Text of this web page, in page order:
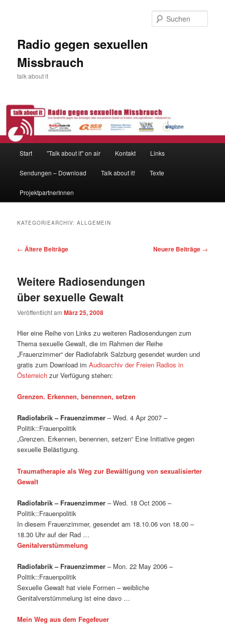
Radio gegen sexuellen
Missbrauch
talk about it
Start "Talk about it" on air Kontakt Links
Sendungen – Download Talk about it! Texte
ProjektpartnerInnen
KATEGORIEARCHIV:ALLGEMEIN
Beitragsnavigation
← Ältere Beiträge Neuere Beiträge →
Weitere Radiosendungen
über sexuelle Gewalt
Veröffentlicht amMärz 25, 2008
Hier eine Reihe von Links zu weiteren Radiosendungen zum
Thema sexuelle Gewalt, die im Rahmen der Reihe
„Frauenzimmer“ der Radiofabrik Salzburg gesendet wurden und
gratis zum Download imAudioarchiv der Freien Radios in
Österreich zur Verfügung stehen:
Grenzen. Erkennen, benennen, setzen
Radiofabrik – Frauenzimmer – Wed. 4 Apr 2007 –
Politik::Frauenpolitik
„Grenzen. Erkennen, benennen, setzen“ Eine Initiative gegen
sexuelle Belästigung.
Traumatherapie als Weg zur Bewältigung von sexualisierter
Gewalt
Radiofabrik – Frauenzimmer – Wed. 18 Oct 2006 –
Politik::Frauenpolitik
In diesem Frauenzimmer, gesendet am 18.10.06 von 18.00 –
18.30 Uhr auf der Rad …
Genitalverstümmelung
Radiofabrik – Frauenzimmer – Mon. 22 May 2006 –
Politik::Frauenpolitik
Sexuelle Gewalt hat viele Formen – weibliche
Genitalverstümmelung ist eine davo …
Mein Weg aus dem Fegefeuer